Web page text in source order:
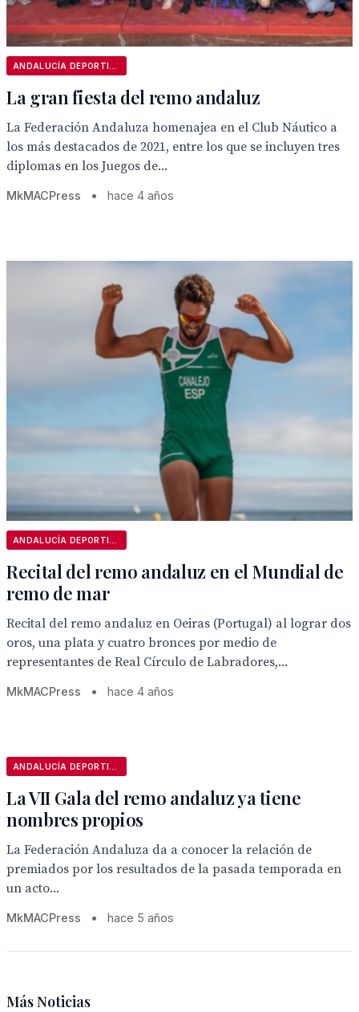
La gran fiesta del remo andaluz
La Federación Andaluza homenajea en el Club Náutico a
los más destacados de 2021, entre los que se incluyen tres
diplomas en los Juegos de...
MkMACPress • hace 4 años
Recital del remo andaluz en el Mundial de
remo de mar
Recital del remo andaluz en Oeiras (Portugal) al lograr dos
oros, una plata y cuatro bronces por medio de
representantes de Real Círculo de Labradores,...
MkMACPress • hace 4 años
La VII Gala del remo andaluz ya tiene
nombres propios
La Federación Andaluza da a conocer la relación de
premiados por los resultados de la pasada temporada en
un acto...
MkMACPress • hace 5 años
Más Noticias